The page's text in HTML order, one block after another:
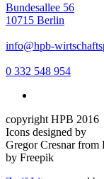
Bundesallee 56
10715 Berlin
info@hpb-
0 332 548 954
copyright HPB 2016
Icons designed by
Gregor Cresnar from
by Freepik